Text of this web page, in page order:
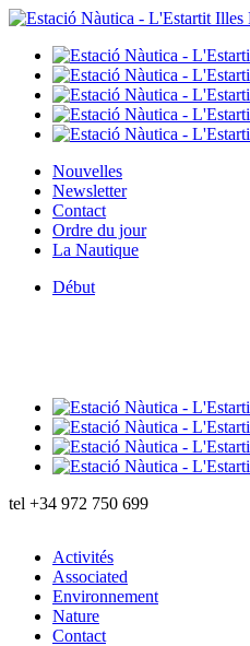
Nouvelles
Newsletter
Contact
Ordre du jour
La Nautique
Début
tel +34 972 750 699
Activités
Associated
Environnement
Nature
Contact